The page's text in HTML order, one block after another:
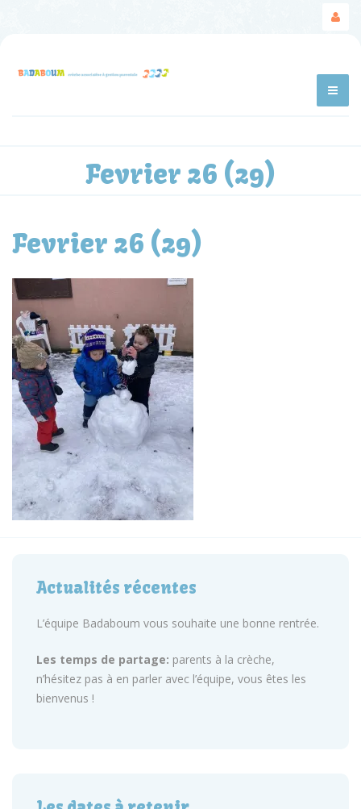
Fevrier 26 (29)
Fevrier 26 (29)
Actualités récentes
L’équipe Badaboum vous souhaite une bonne rentrée.
Les temps de partage: parents à la crèche,
n’hésitez pas à en parler avec l’équipe, vous êtes les
bienvenus !